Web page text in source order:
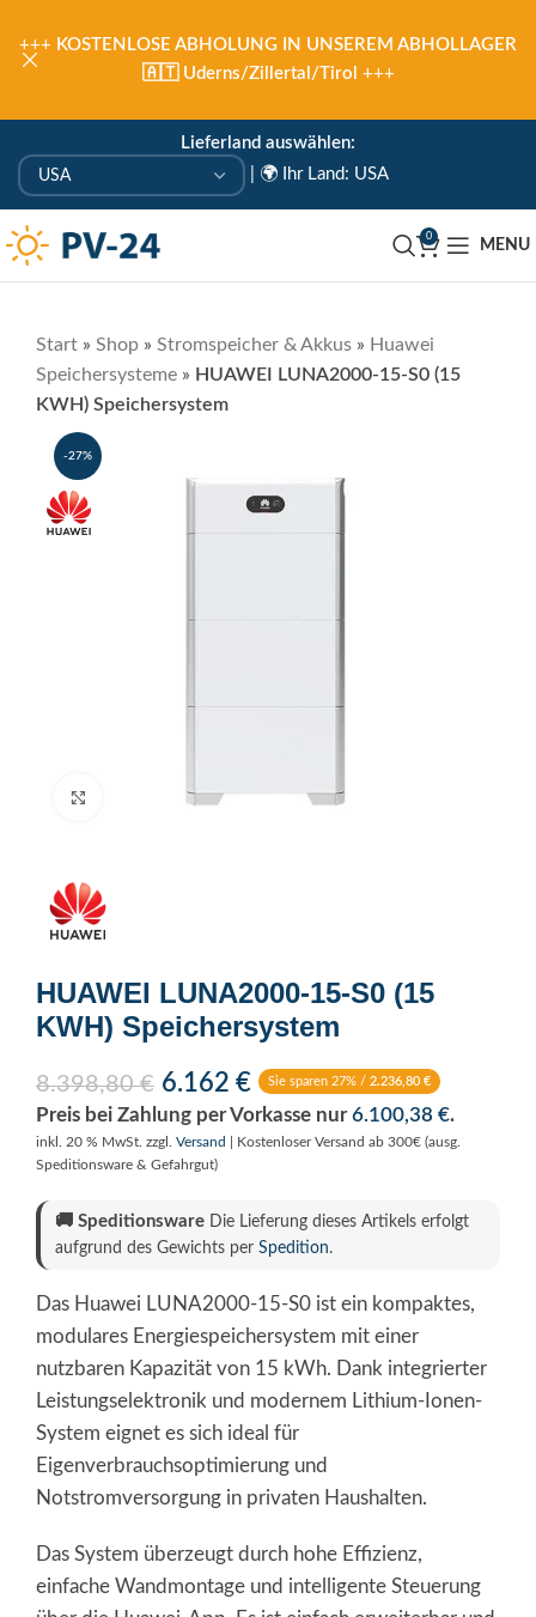
Lieferland auswählen:
🌍 Ihr Land: USA
0
MENU
Start » Shop » Stromspeicher & Akkus » Huawei
Speichersysteme » HUAWEI LUNA2000-15-S0 (15
KWH) Speichersystem
-27%
Click to enlarge
HUAWEI LUNA2000-15-S0 (15
KWH) Speichersystem
8.398,80€ 6.162 € Sie sparen 27% / 2.236,80 €
Preis bei Zahlung per Vorkasse nur6.100,38 €.
inkl. 20 % MwSt. zzgl. Versand
| Kostenloser Versand ab 300€ (ausg.
Speditionsware & Gefahrgut)
🚚 Speditionsware Die Lieferung dieses Artikels erfolgt
aufgrund des Gewichts per Spedition.
Das Huawei LUNA2000-15-S0 ist ein kompaktes,
modulares Energiespeichersystem mit einer
nutzbaren Kapazität von 15 kWh. Dank integrierter
Leistungselektronik und modernem Lithium-Ionen-
System eignet es sich ideal für
Eigenverbrauchsoptimierung und
Notstromversorgung in privaten Haushalten.
Das System überzeugt durch hohe Effizienz,
einfache Wandmontage und intelligente Steuerung
+++ KOSTENLOSE ABHOLUNG IN UNSEREM ABHOLLAGER
🇦🇹 Uderns/Zillertal/Tirol +++